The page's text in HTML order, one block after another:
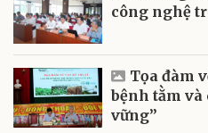
công nghệ
Tọa đàm
bệnh tằm và
vững”